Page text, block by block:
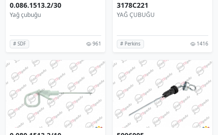
0.086.1513.2/30
Yağ çubuğu
# SDF 961
3178C221
YAĞ ÇUBUĞU
# Perkins 1416